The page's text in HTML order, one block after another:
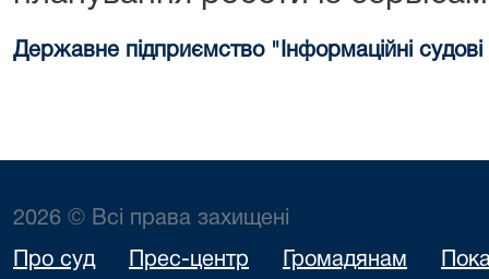
Державне підприємство "Інформаційні
2026 © Всі права захищені
Про суд Прес-центр Громадянам